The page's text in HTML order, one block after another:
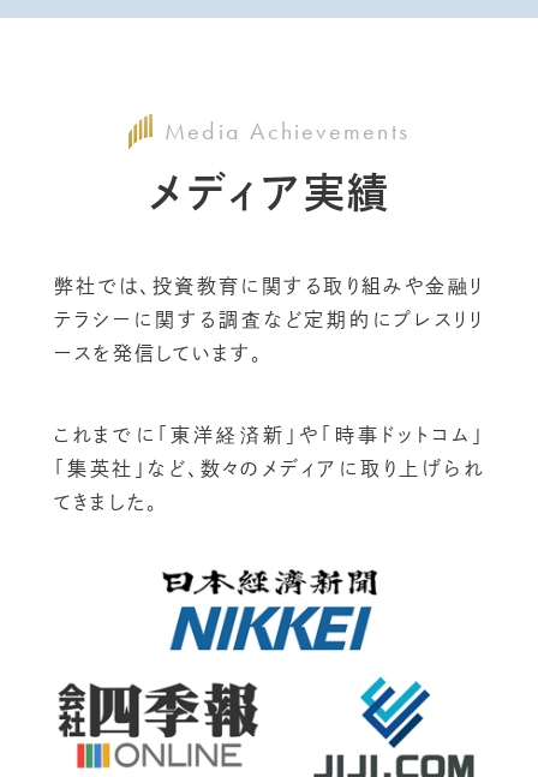
Media Achievements
メディア実績
弊社では、投資教育に関する取り組みや金融リ
テラシーに関する調査など定期的にプレスリリ
ースを発信しています。
これまでに「東洋経済新」や「時事ドットコム」
「集英社」など、数々のメディアに取り上げられ
てきました。